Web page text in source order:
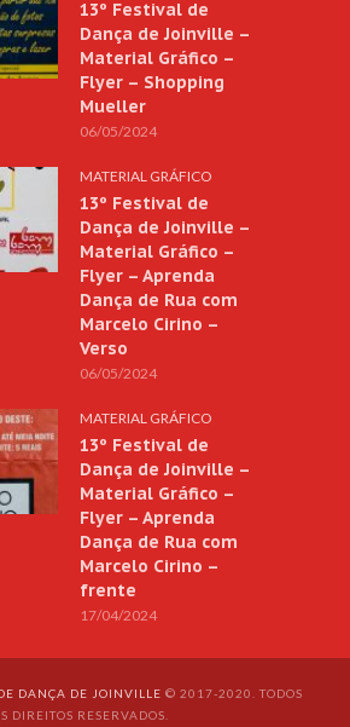
13º Festival de
Dança de Joinville –
Material Gráfico –
Flyer – Shopping
Mueller
06/05/2024
MATERIAL GRÁFICO
13º Festival de
Dança de Joinville –
Material Gráfico –
Flyer – Aprenda
Dança de Rua com
Marcelo Cirino –
Verso
06/05/2024
MATERIAL GRÁFICO
13º Festival de
Dança de Joinville –
Material Gráfico –
Flyer – Aprenda
Dança de Rua com
Marcelo Cirino –
frente
17/04/2024
DANÇA DE JOINVILLE © 2017-2020. TODOS
DIREITOS RESERVADOS.